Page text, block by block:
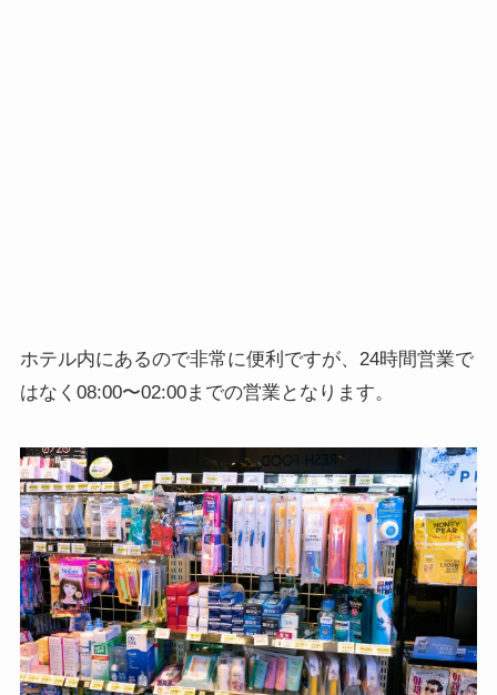
ホテル内にあるので非常に便利ですが、 24時間営業で
はなく08:00〜02:00までの営業 となります。